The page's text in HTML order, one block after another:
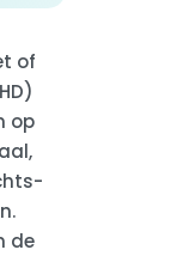
of
op
de